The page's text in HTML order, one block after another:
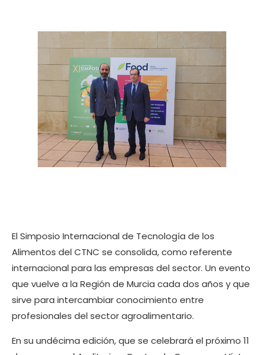
El Simposio Internacional de Tecnología de los
Alimentos del CTNC se consolida, como referente
internacional para las empresas del sector. Un evento
que vuelve a la Región de Murcia cada dos años y que
sirve para intercambiar conocimiento entre
profesionales del sector agroalimentario.
En su undécima edición, que se celebrará el próximo 11